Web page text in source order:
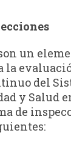
un
la
del
y Salud
de